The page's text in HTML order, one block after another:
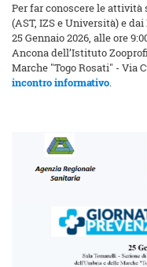
Per far conoscere le
(AST, IZS e Università) e
25 Gennaio 2026, alle ore
Ancona dell’Istituto
Marche "Togo Rosati" - Via
incontro informativo.